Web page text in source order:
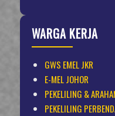
WARGA KERJA
GWS EMEL JKR
E-MEL JOHOR
PEKELILING &
PEKELILING